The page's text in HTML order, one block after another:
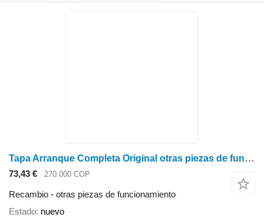
Tapa Arranque Completa Original otras piezas de funcionamiento para Stihl MS 660 motosierra gasolina
73,43 € 270.000 COP
Recambio - otras piezas de funcionamiento
Estado nuevo